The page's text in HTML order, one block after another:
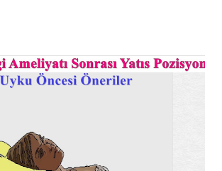
burun hava yolunda daralma ortaya
bu dikensi çıkıntıların burun etleri ile
migren ve gerilim ağrıları ile karışabilen
çıkabilmektedir. Kemik Spur Formasyonu
Kemik spur tanısı, burun içi